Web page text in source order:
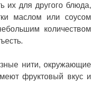
их для другого блюда,
маслом или соусом
количеством
нити, окружающие
фруктовый вкус и